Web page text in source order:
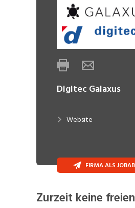
Digitec Galaxus
Website
FIRMA ALS
Zurzeit keine